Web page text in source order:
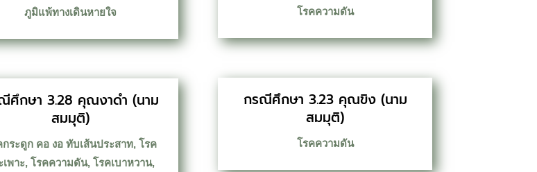
ภูมิแพ้ทางเดินหายใจ
ศึกษา 3.28 คุณงาดำ (นาม
สมมุติ)
กระดูก คอ งอ ทับเส้นประสาท, โรค
เพาะ,โรคความดัน,โรคเบาหวาน,
โรคความดัน
กรณีศึกษา 3.23 คุณขิง (นาม
สมมุติ)
โรคความดัน